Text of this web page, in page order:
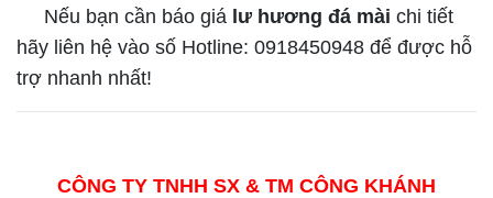
Nếu bạn cần báo giá lư hương đá mài chi tiết
hãy liên hệ vào số Hotline: 0918450948 để được hỗ
trợ nhanh nhất!
CÔNG TY TNHH SX & TM CÔNG KHÁNH